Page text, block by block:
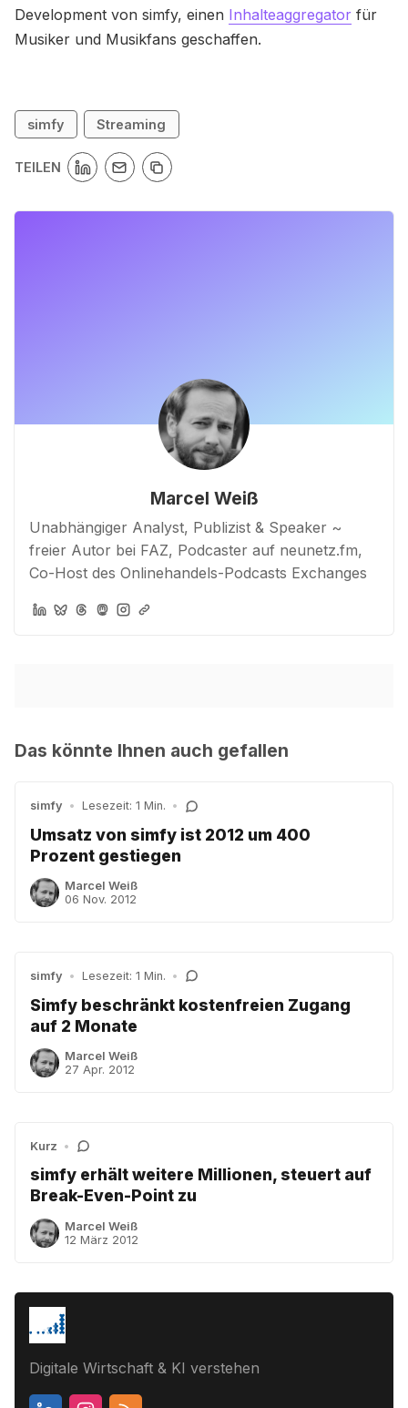
Development von simfy, einen Inhalteaggregator für
Musiker und Musikfans geschaffen.
simfy Streaming
TEILEN
Marcel Weiß
Unabhängiger Analyst, Publizist & Speaker ~
freier Autor bei FAZ, Podcaster auf neunetz.fm,
Co-Host des Onlinehandels-Podcasts Exchanges
Das könnte Ihnen auch gefallen
simfy • Lesezeit: 1 Min. •
Umsatz von simfy ist 2012 um 400
Prozent gestiegen
Marcel Weiß
06 Nov. 2012
simfy • Lesezeit: 1 Min. •
Simfy beschränkt kostenfreien Zugang
auf 2 Monate
Marcel Weiß
27 Apr. 2012
Kurz •
simfy erhält weitere Millionen, steuert auf
Break-Even-Point zu
Marcel Weiß
12 März 2012
Digitale Wirtschaft & KI verstehen